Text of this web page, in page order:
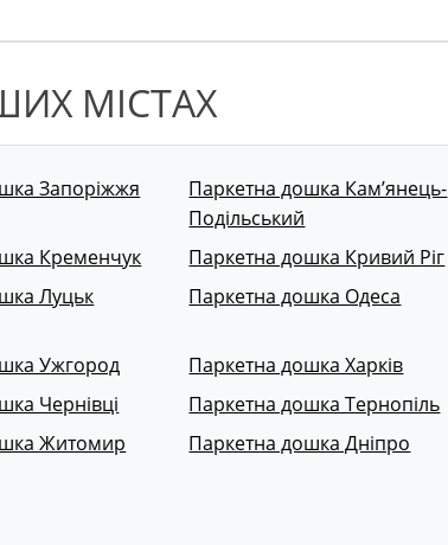
МІСТАХ
Запоріжжя
Паркетна дошка Кам’янець-
Подільський
Кременчук
Паркетна дошка Кривий Ріг
Луцьк Паркетна дошка Одеса
Ужгород
Паркетна дошка Харків
Чернівці
Паркетна дошка Тернопіль
Житомир Паркетна дошка Дніпро